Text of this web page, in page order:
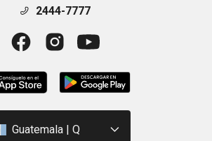
2444-7777
Guatemala | Q